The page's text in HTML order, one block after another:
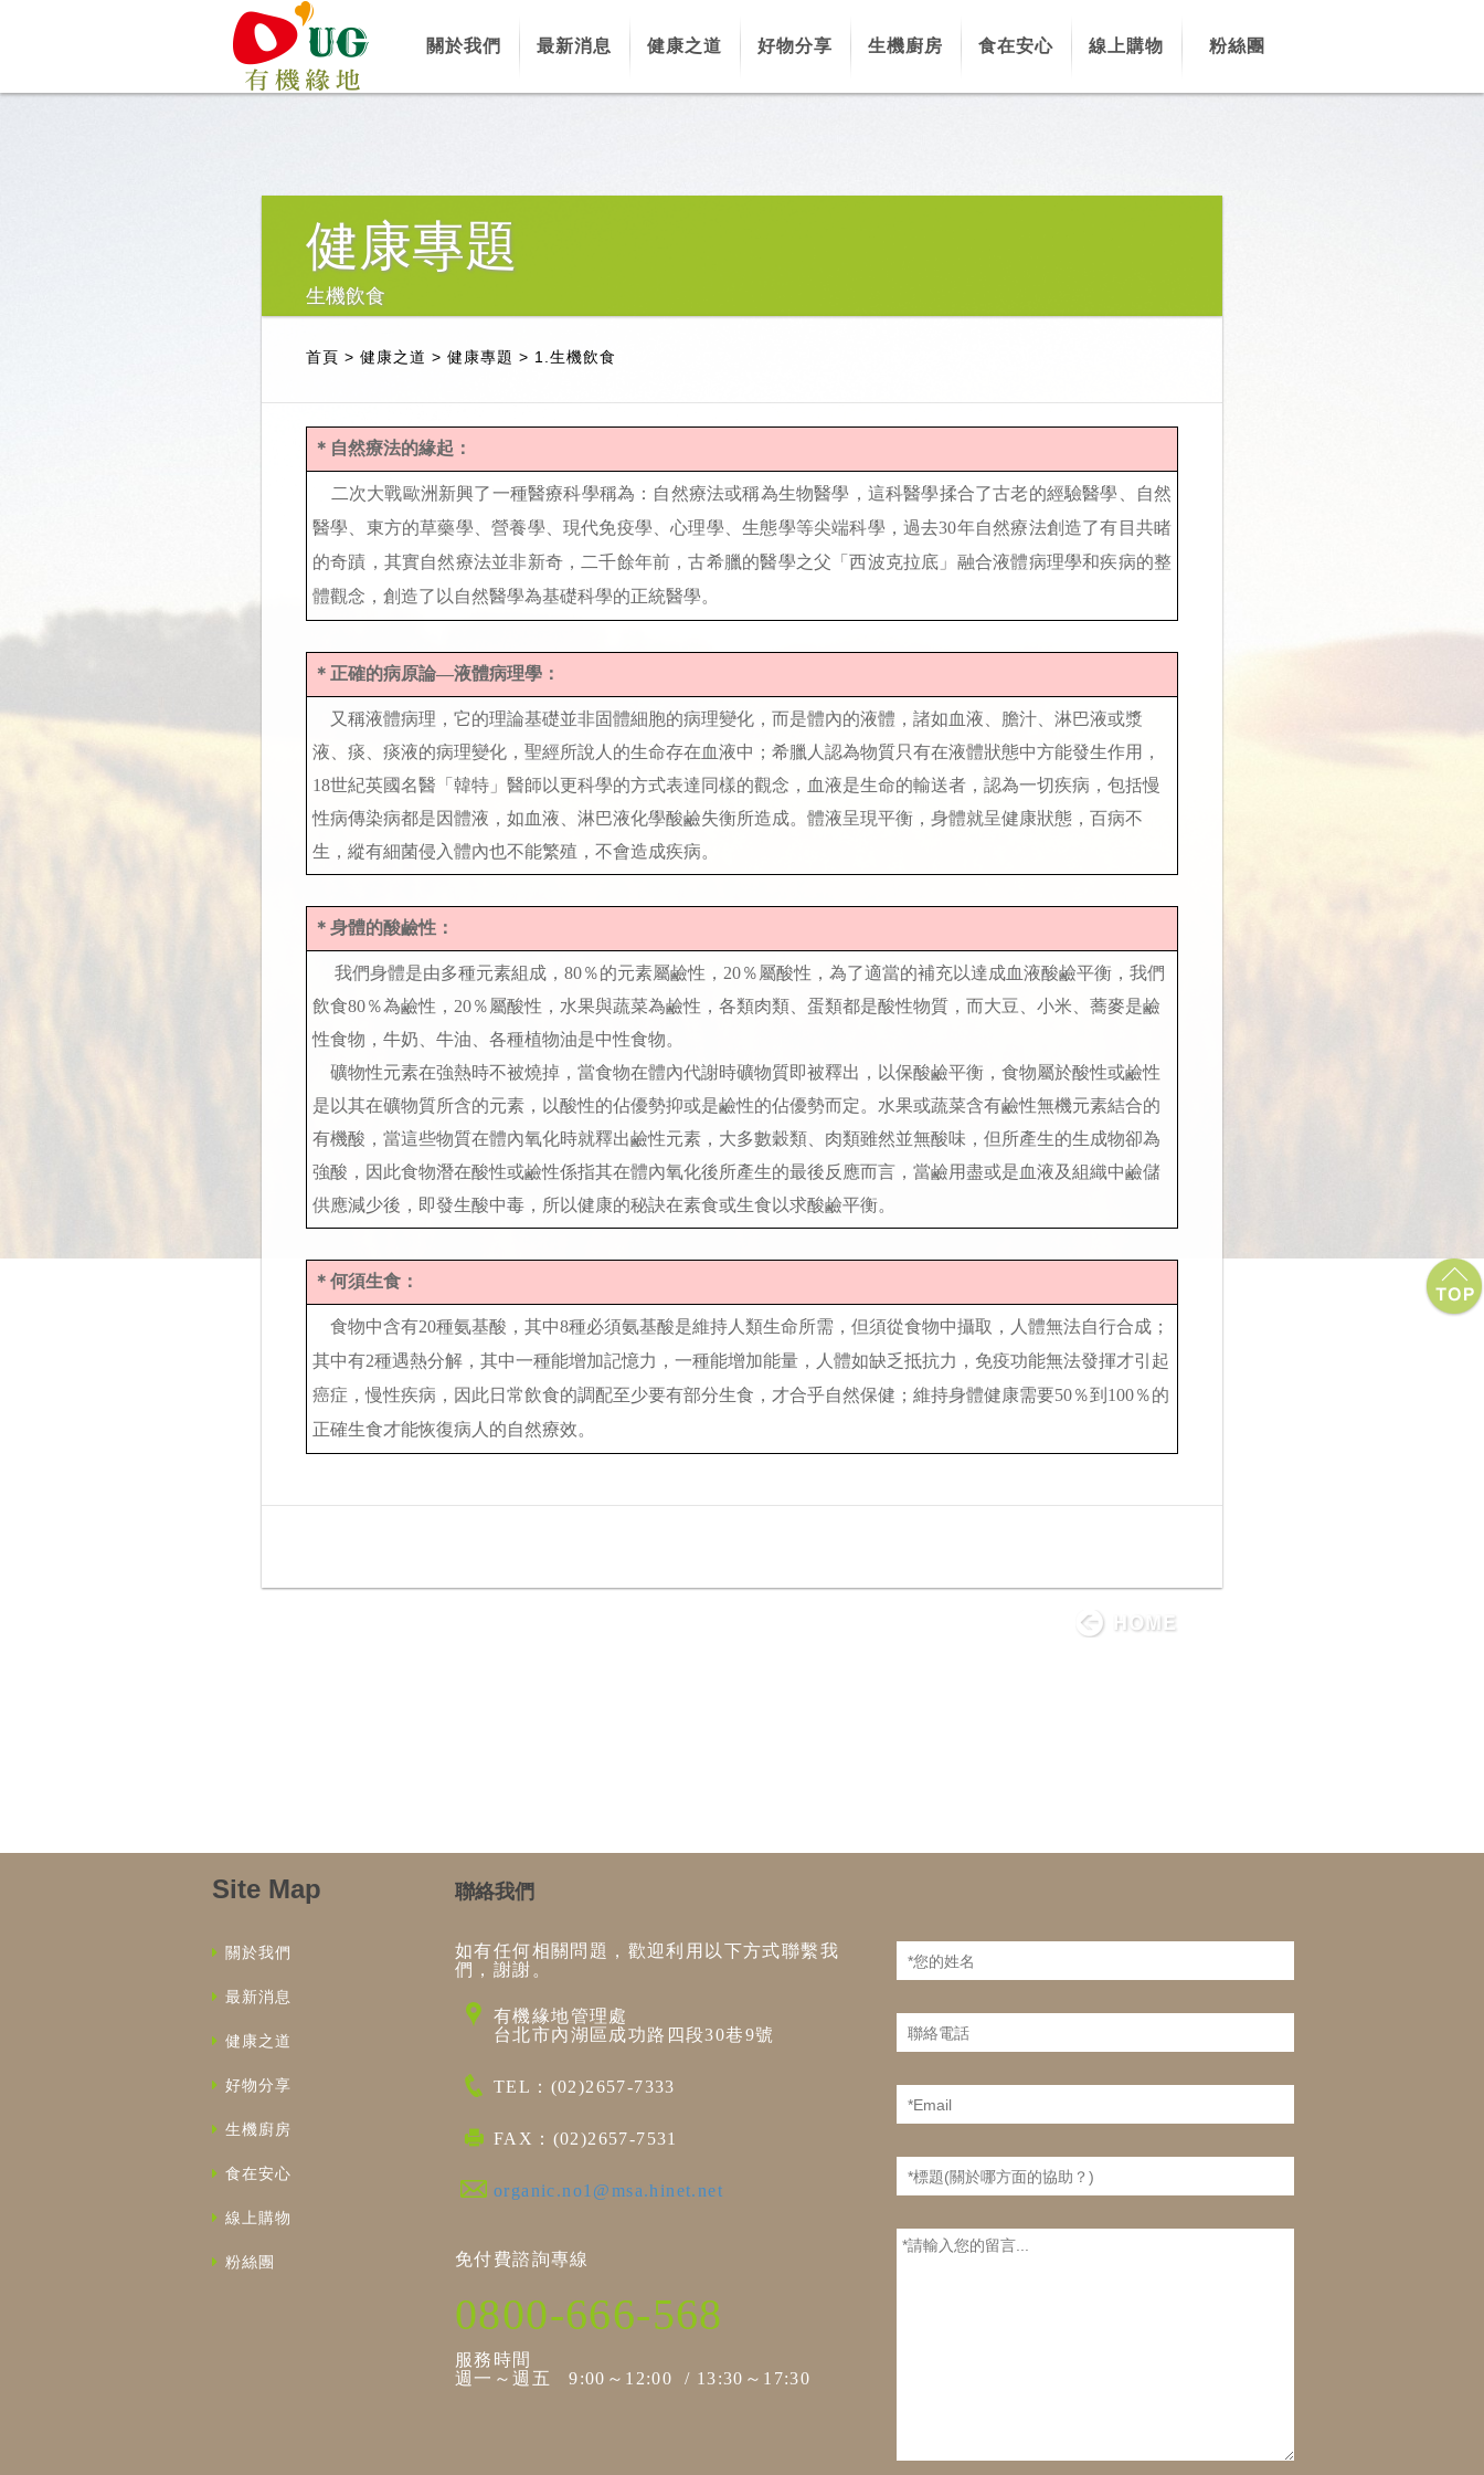
關於我們 最新消息 健康之道 好物分享 生機廚房 食在安心 線上購物 粉絲團
健康專題
生機飲食
首頁 > 健康之道 > 健康專題 > 1.生機飲食
＊自然療法的緣起：
二次大戰歐洲新興了一種醫療科學稱為：自然療法或稱為生物醫學，這科醫學揉合了古老的經驗醫學、自然
醫學、東方的草藥學、營養學、現代免疫學、心理學、生態學等尖端科學，過去30年自然療法創造了有目共睹
的奇蹟，其實自然療法並非新奇，二千餘年前，古希臘的醫學之父「西波克拉底」融合液體病理學和疾病的整
體觀念，創造了以自然醫學為基礎科學的正統醫學。
＊正確的病原論—液體病理學：
又稱液體病理，它的理論基礎並非固體細胞的病理變化，而是體內的液體，諸如血液、膽汁、淋巴液或漿
液、痰、痰液的病理變化，聖經所說人的生命存在血液中；希臘人認為物質只有在液體狀態中方能發生作用，
18世紀英國名醫「韓特」醫師以更科學的方式表達同樣的觀念，血液是生命的輸送者，認為一切疾病，包括慢
性病傳染病都是因體液，如血液、淋巴液化學酸鹼失衡所造成。體液呈現平衡，身體就呈健康狀態，百病不
生，縱有細菌侵入體內也不能繁殖，不會造成疾病。
＊身體的酸鹼性：
我們身體是由多種元素組成，80％的元素屬鹼性，20％屬酸性，為了適當的補充以達成血液酸鹼平衡，我們
飲食80％為鹼性，20％屬酸性，水果與蔬菜為鹼性，各類肉類、蛋類都是酸性物質，而大豆、小米、蕎麥是鹼
性食物，牛奶、牛油、各種植物油是中性食物。
礦物性元素在強熱時不被燒掉，當食物在體內代謝時礦物質即被釋出，以保酸鹼平衡，食物屬於酸性或鹼性
是以其在礦物質所含的元素，以酸性的佔優勢抑或是鹼性的佔優勢而定。水果或蔬菜含有鹼性無機元素結合的
有機酸，當這些物質在體內氧化時就釋出鹼性元素，大多數穀類、肉類雖然並無酸味，但所產生的生成物卻為
強酸，因此食物潛在酸性或鹼性係指其在體內氧化後所產生的最後反應而言，當鹼用盡或是血液及組織中鹼儲
供應減少後，即發生酸中毒，所以健康的秘訣在素食或生食以求酸鹼平衡。
＊何須生食：
食物中含有20種氨基酸，其中8種必須氨基酸是維持人類生命所需，但須從食物中攝取，人體無法自行合成；
其中有2種遇熱分解，其中一種能增加記憶力，一種能增加能量，人體如缺乏抵抗力，免疫功能無法發揮才引起
癌症，慢性疾病，因此日常飲食的調配至少要有部分生食，才合乎自然保健；維持身體健康需要50％到100％的
正確生食才能恢復病人的自然療效。
Site Map
關於我們
最新消息
健康之道
好物分享
生機廚房
食在安心
線上購物
粉絲團
聯絡我們
如有任何相關問題，歡迎利用以下方式聯繫我
們，謝謝。
有機緣地管理處
台北市內湖區成功路四段30巷9號
TEL：(02)2657-7333
FAX：(02)2657-7531
organic.no1@msa.hinet.net
免付費諮詢專線
0800-666-568
服務時間
週一～週五 9:00～12:00 / 13:30～17:30